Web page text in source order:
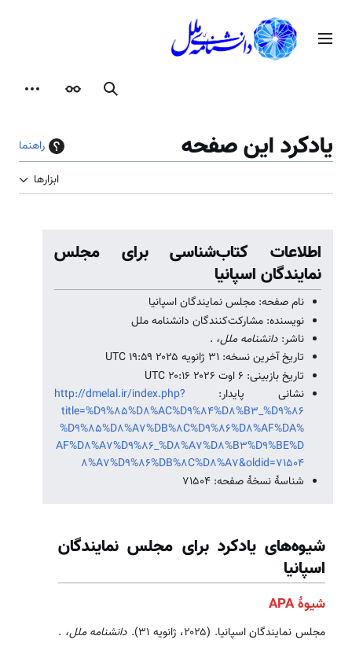
محتوامنوی اصلی
جستجوظاهر
یادکرد این صفحه
راهنما
ابزارها
اطلاعات کتاب‌شناسی برای مجلس
نمایندگان اسپانیا
نام صفحه: مجلس نمایندگان اسپانیا
نویسنده: مشارکت‌کنندگان دانشنامه ملل
ناشر:دانشنامه ملل، .
تاریخ آخرین نسخه: ۳۱ ژانویه ۲۰۲۵ ‏۱۹:۵۹ UTC
تاریخ بازبینی: ۶ اوت ۲۰۲۶ ‏۲۰:۱۶ UTC
نشانی پایدار: http://dmelal.ir/index.php?
title=%D9%85%D8%AC%D9%84%D8%B3_%D9%86
%D9%85%D8%A7%DB%8C%D9%86%D8%AF%DA%
AF%D8%A7%D9%86_%D8%A7%D8%B3%D9%BE%D
8%A7%D9%86%DB%8C%D8%A7&oldid=71504
شناسهٔ نسخهٔ صفحه: 71504
شیوه‌های یادکرد برای مجلس نمایندگان
اسپانیا
شیوهٔ APA
مجلس نمایندگان اسپانیا. (۲۰۲۵، ژانویه ۳۱). دانشنامه ملل، .